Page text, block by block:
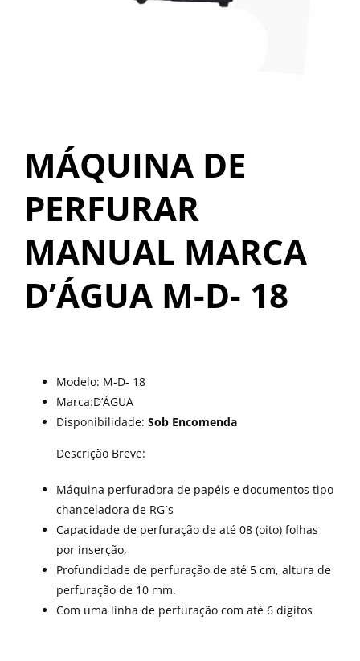
OUTROS PRODUTOS
MÁQUINA DE
PERFURAR
MANUAL MARCA
D’ÁGUA M-D- 18
Modelo: M-D- 18
Marca:D’ÁGUA
Disponibilidade: Sob Encomenda
Descrição Breve:
Máquina perfuradora de papéis e documentos tipo
chanceladora de RG´s
Capacidade de perfuração de até 08 (oito) folhas
por inserção,
Profundidade de perfuração de até 5 cm, altura de
perfuração de 10 mm.
Com uma linha de perfuração com até 6 dígitos